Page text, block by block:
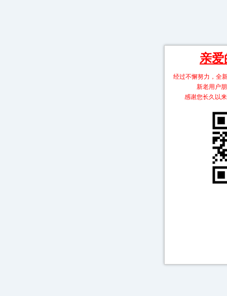
亲
经过不懈努力，全
新老用户
感谢您长久以